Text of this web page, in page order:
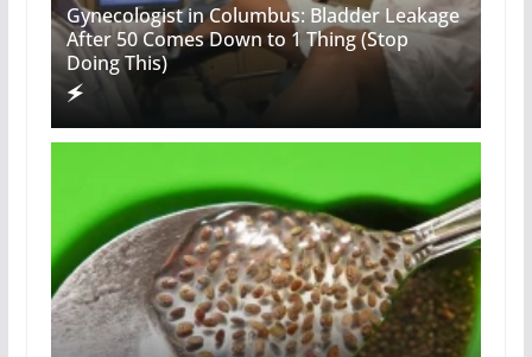
Gynecologist in Columbus: Bladder Leakage
After 50 Comes Down to 1 Thing (Stop
Doing This)